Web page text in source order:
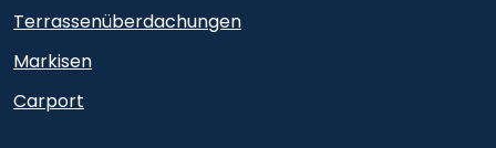
Terrassenüberdachungen
Markisen
Carport